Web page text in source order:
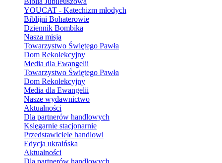
YOUCAT - Katechizm młodych
Biblijni Bohaterowie
Dziennik Bombika
Nasza misja
Towarzystwo Świętego Pawła
Dom Rekolekcyjny
Media dla Ewangelii
Towarzystwo Świętego Pawła
Dom Rekolekcyjny
Media dla Ewangelii
Nasze wydawnictwo
Aktualności
Dla partnerów handlowych
Księgarnie stacjonarnie
Przedstawiciele handlowi
Edycja ukraińska
Aktualności
Dla partnerów handlowych